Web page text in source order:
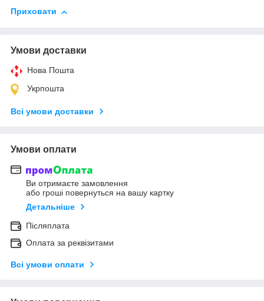
Приховати
Умови доставки
Нова Пошта
Укрпошта
Всі умови доставки
Умови оплати
Ви отримаєте замовлення
або гроші повернуться на вашу картку
Детальніше
Післяплата
Оплата за реквізитами
Всі умови оплати